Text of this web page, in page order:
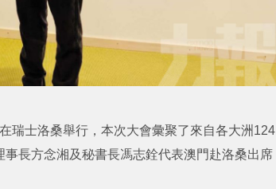
瑞士洛桑舉行，本次大會彙聚了來自各大洲124
長方念湘及秘書長馮志銓代表澳門赴洛桑出席